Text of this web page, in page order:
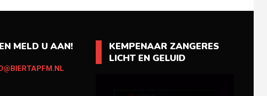
MELD U AAN!
KEMPENAAR ZANGERES
LICHT EN GELUID